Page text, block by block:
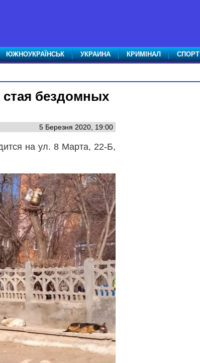
ЮЖНОУКРАЇНСЬК УКРАИНА КРИМІНАЛ СПОРТ
стая бездомных
5 Березня 2020, 19:00
на ул. 8 Марта, 22-Б,